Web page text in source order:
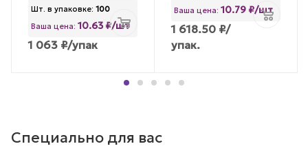
Шт. в упаковке: 100
Ваша цена: 10.63 ₽/шт
1 063 ₽/упак
Ваша цена: 10.79 ₽/шт
1 618.50 ₽/
упак.
Специально для вас